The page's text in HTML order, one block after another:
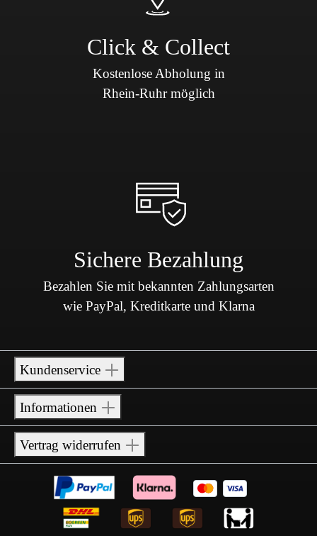
Click & Collect
Kostenlose Abholung in
Rhein-Ruhr möglich
Sichere Bezahlung
Bezahlen Sie mit bekannten Zahlungsarten
wie PayPal, Kreditkarte und Klarna
Kundenservice
Informationen
Vertrag widerrufen